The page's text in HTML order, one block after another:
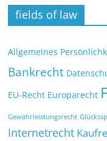
fields of law
Allgemeines
Bankrecht
EU-Recht Europarecht
Gewährleistungsrecht
Internetrecht